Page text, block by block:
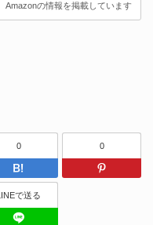
Amazonの情報を掲載しています
Facebook
0
はてなブッ
0
Tumblr
LINEで送る